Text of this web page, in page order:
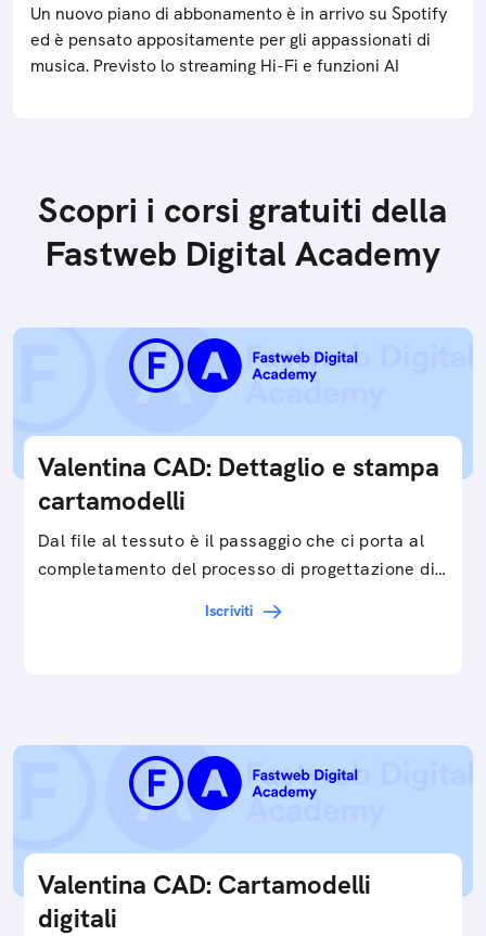
Un nuovo piano di abbonamento è in arrivo su Spotify
ed è pensato appositamente per gli appassionati di
musica. Previsto lo streaming Hi-Fi e funzioni AI
Scopri i corsi gratuiti della
Fastweb Digital Academy
Valentina CAD: Dettaglio e stampa
cartamodelli
Dal file al tessuto è il passaggio che ci porta al
completamento del processo di progettazione di
Iscriviti
Valentina CAD: Cartamodelli
digitali